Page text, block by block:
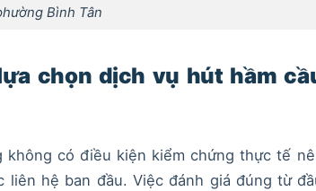
Bình Tân
chọn dịch vụ hút hầm
có điều kiện kiểm chứng thực tế
hệ ban đầu. Việc đánh giá đúng từ